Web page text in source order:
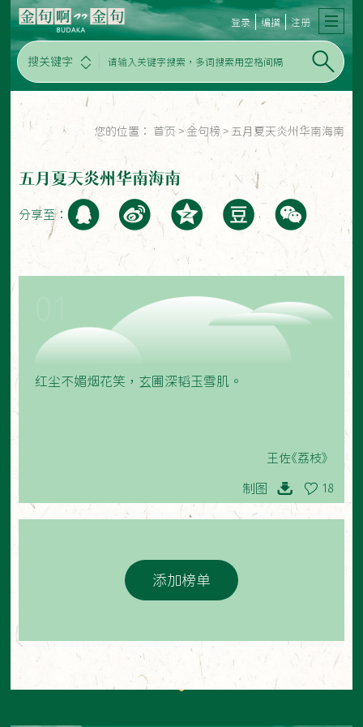
搜关键字
登录 编撰 注册
您的位置： 首页 > 金句榜 > 五月夏天炎州华南海南
五月夏天炎州华南海南
分享至：
红尘不媚烟花笑，玄圃深韬玉雪肌。
王佐《荔枝》
制图 18
添加榜单